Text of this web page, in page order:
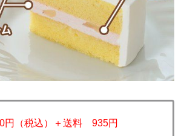
円（税込）＋送料 935円